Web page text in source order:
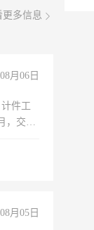
更多信息
08月06日
件工
，交五
08月05日